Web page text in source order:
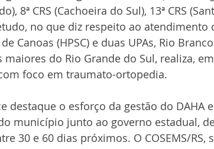
8ª CRS (Cachoeira do Sul), 13ª CRS
no que diz respeito ao atendimento
Canoas (HPSC) e duas UPAs, Rio
maiores do Rio Grande do Sul, realiza,
foco em traumato-ortopedia.
destaque o esforço da gestão do DAHA
município junto ao governo estadual,
30 e 60 dias próximos. O COSEMS/